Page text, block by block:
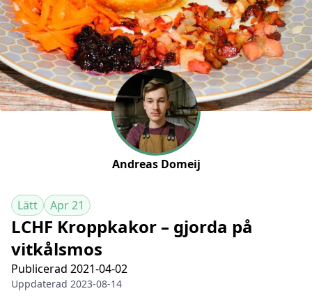
Andreas Domeij
Lätt Apr 21
LCHF Kroppkakor – gjorda på
vitkålsmos
Publicerad 2021-04-02
Uppdaterad 2023-08-14